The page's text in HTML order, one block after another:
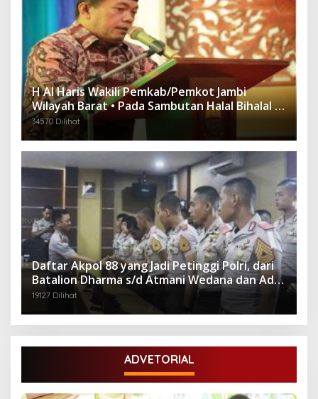
H Al Haris Wakili Pemkab/Pemkot Jambi
Wilayah Barat • Pada Sambutan Halal Bihalal di
Gubernuran
34570 Dilihat
Daftar Akpol 88 yang Jadi Petinggi Polri, dari
Batalion Dharma s/d Atmani Wedana dan Adhi
Pradana
19127 Dilihat
ADVETORIAL